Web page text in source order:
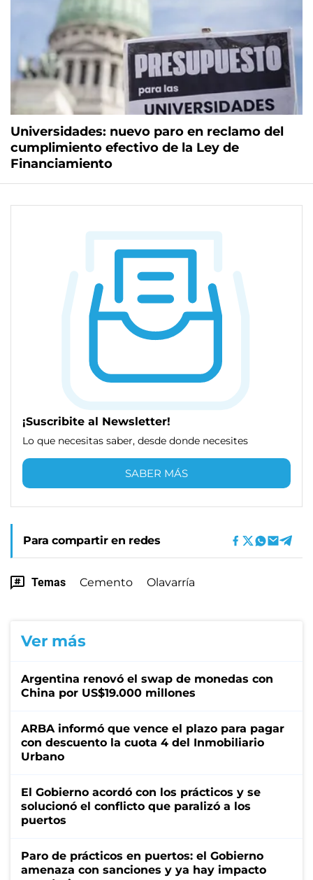
Universidades: nuevo paro en reclamo del
cumplimiento efectivo de la Ley de
Financiamiento
¡Suscribite al Newsletter!
Lo que necesitas saber, desde donde necesites
SABER MÁS
Para compartir en redes
Temas Cemento Olavarría
Ver más
Argentina renovó el swap de monedas con
China por US$19.000 millones
ARBA informó que vence el plazo para pagar
con descuento la cuota 4 del Inmobiliario
Urbano
El Gobierno acordó con los prácticos y se
solucionó el conflicto que paralizó a los
puertos
Paro de prácticos en puertos: el Gobierno
amenaza con sanciones y ya hay impacto